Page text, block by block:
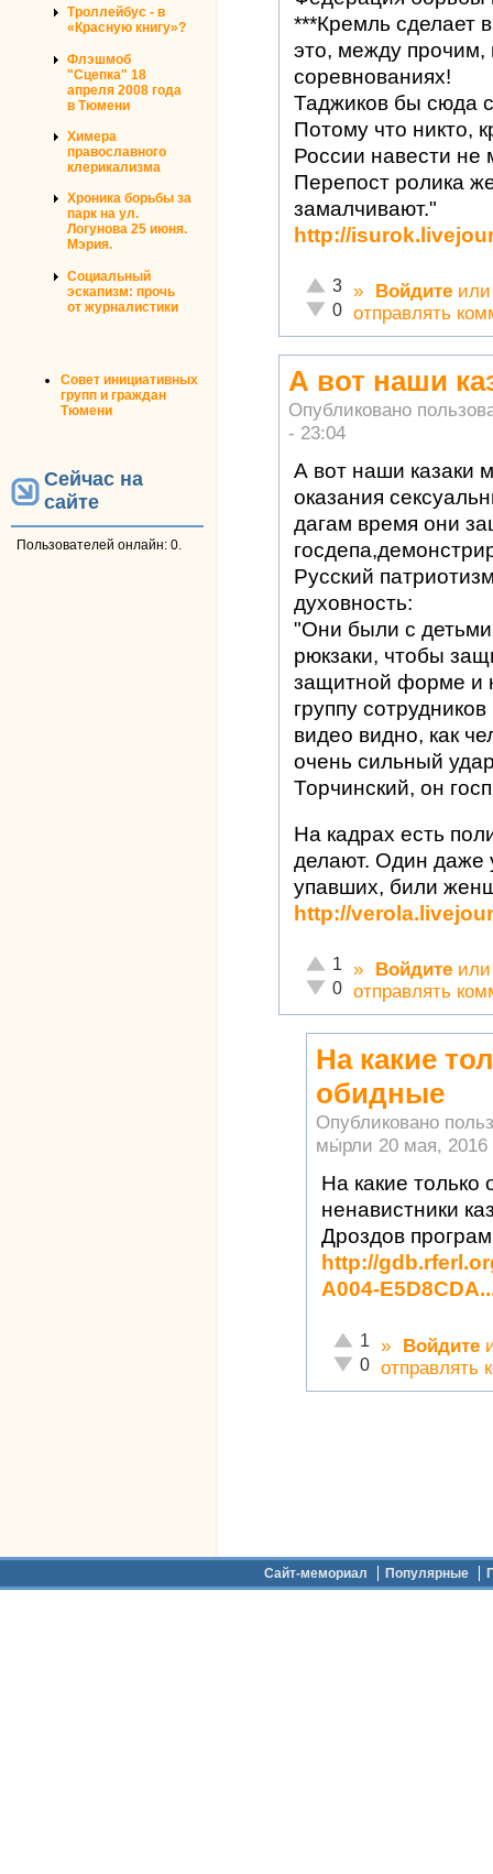
Троллейбус - в
«Красную книгу»?
Флэшмоб
"Сцепка" 18
апреля 2008 года
в Тюмени
Химера
православного
клерикализма
Хроника борьбы за
парк на ул.
Логунова 25 июня.
Мэрия.
Социальный
эскапизм: прочь
от журналистики
Совет инициативных
групп и граждан
Тюмени
Сейчас на
сайте
Пользователей онлайн: 0.
***Кремль сделает
это, между прочим,
соревнованиях!
Таджиков бы сюда
Потому что никто,
России навести не
Перепост ролика
замалчивают."
http://
Отлично!
3
Неадекватно!
0
» Войдите
отправлять
А вот наши
Опубликовано
- 23:04
А вот наши казаки
оказания
дагам время они
Русский
духовность:
"Они были с
рюкзаки, чтобы
защитной форме и
группу
видео видно, как
очень сильный
Торчинский, он
На кадрах есть
делают. Один даже
упавших, били
http://
Отлично!
1
Неадекватно!
0
» Войдите
отправлять
На какие
обидные
Опубликовано
мы́рли 20 мая, 2016
На какие
ненавистники
Дроздов
http://
A004-
Отлично!
1
Неадекватно!
0
» Войдите
отправлять
Сайт-мемориал Популярные